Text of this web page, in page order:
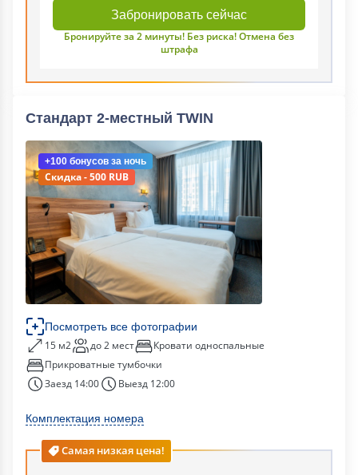
Забронировать сейчас
Бронируйте за 2 минуты! Без риска! Отмена без
штрафа
Стандарт 2-местный TWIN
+100 бонусов за ночь
Скидка - 500 RUB
Посмотреть все фотографии
15 м2 до 2 мест
Кровати односпальные
Прикроватные тумбочки
Заезд 14:00
Выезд 12:00
Комплектация номера
Самая низкая цена!